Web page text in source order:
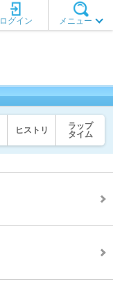
メニュー
ログイン
ヒストリ
ラップ
タイム